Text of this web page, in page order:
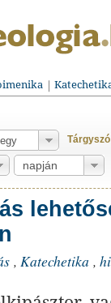
Tárgyszó
, Katechetika ,